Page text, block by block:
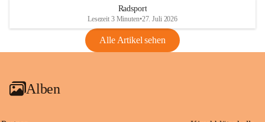
VBl. EU Nr. 18_2026
Radsport
Lesezeit 3 Minuten•27. Juli 2026
Alle Artikel sehen
Alben